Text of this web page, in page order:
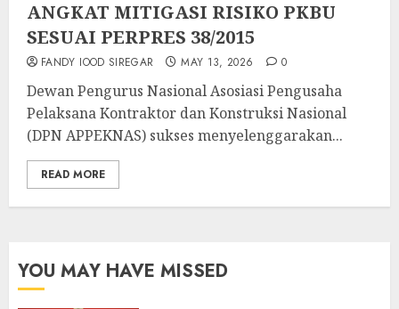
ANGKAT MITIGASI RISIKO PKBU
SESUAI PERPRES 38/2015
FANDY IOOD SIREGAR MAY 13, 2026 0
Dewan Pengurus Nasional Asosiasi Pengusaha
Pelaksana Kontraktor dan Konstruksi Nasional
(DPN APPEKNAS) sukses menyelenggarakan...
READ MORE
YOU MAY HAVE MISSED